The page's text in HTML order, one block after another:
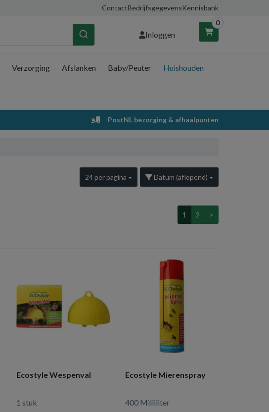
ContactBedrijfsgegevensKennisbank
Inloggen
0
Winkelwagen
Uw winkelwagen is leeg.
Vul hem met producten.
Verzorging Afslanken Baby/Peuter Huishouden
PostNL bezorging & afhaalpunten
Datum (aflopend)
24 per pagina
1 2 >
Ecostyle Wespenval
1 stuk
Ecostyle Mierenspray
400 Milliliter